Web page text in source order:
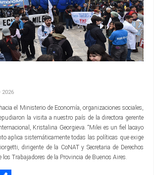
2026
el Ministerio de Economía, organizaciones sociales,
la visita a nuestro país de la directora gerente​
Kristalina Georgieva. “Milei es un fiel lacayo
aplica sistemáticamente todas las políticas que exige
dirigente de la CoNAT y Secretaria de Derechos
los Trabajadores de la Provincia de Buenos Aires.